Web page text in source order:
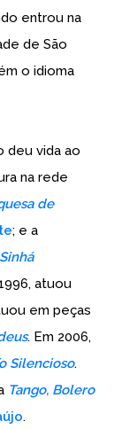
entrou na
de São
o idioma
deu vida ao
na rede
de
; e a
Sinhá
atuou
em peças
. Em 2006,
Silencioso.
Tango, Bolero
.